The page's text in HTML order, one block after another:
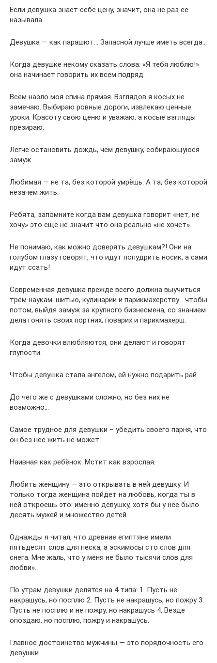
Если девушка знает себе цену, значит, она не раз её
называла.
Девушка — как парашют… Запасной лучше иметь всегда…
Когда девушке некому сказать слова: «Я тебя люблю!»
она начинает говорить их всем подряд.
Всем назло моя спина прямая. Взглядов я косых не
замечаю. Выбираю ровные дороги, извлекаю ценные
уроки. Красоту свою ценю и уважаю, а косые взгляды
презираю.
Легче остановить дождь, чем девушку, собирающуюся
замуж.
Любимая — не та, без которой умрёшь. А та, без которой
незачем жить.
Ребята, запомните когда вам девушка говорит «нет, не
хочу» это ещё не значит что она реально «не хочет».
Не понимаю, как можно доверять девушкам?! Они на
голубом глазу говорят, что идут попудрить носик, а сами
идут ссать!
Современная девушка прежде всего должна выучиться
трём наукам: шитью, кулинарии и парикмахерству… чтобы
потом, выйдя замуж за крупного бизнесмена, со знанием
дела гонять своих портних, поварих и парикмахерш.
Когда девочки влюбляются, они делают и говорят
глупости.
Чтобы девушка стала ангелом, ей нужно подарить рай.
До чего же с девушками сложно, но без них не
возможно…
Самое трудное для девушки – убедить своего парня, что
он без нее жить не может.
Наивная как ребёнок. Мстит как взрослая.
Любить женщину — это открывать в ней девушку. И
только тогда женщина пойдет на любовь, когда ты в
ней откроешь это: именно девушку, хотя бы у нее было
десять мужей и множество детей.
Однажды я читал, что древние египтяне имели
пятьдесят слов для песка, а эскимосы сто слов для
снега. Мне жаль, что у меня не было тысячи слов для
любви».
По утрам девушки делятся на 4 типа: 1. Пусть не
накрашусь, но посплю 2. Пусть не накрашусь, но пожру 3.
Пусть не посплю и не пожру, но накрашусь 4. Везде
опоздаю, но посплю, пожру и накрашусь.
Главное достоинство мужчины — это порядочность его
девушки.